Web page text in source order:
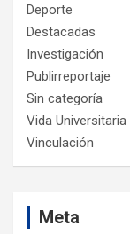
Deporte
Destacadas
Investigación
Publirreportaje
Sin categoría
Vida Universitaria
Vinculación
Meta